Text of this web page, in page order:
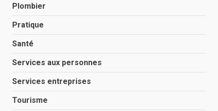
Plombier
Pratique
Santé
Services aux personnes
Services entreprises
Tourisme